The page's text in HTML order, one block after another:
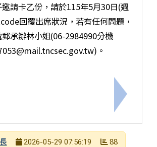
轉知訊息】永仁高中舞蹈暑期營隊—「藝
請卡乙份，請於115年5月30日(週
回覆出席狀況，若有任何問題，
承辦林小姐(06-2984990分機
。
下一筆：
2026-05-29 07:56:19 88